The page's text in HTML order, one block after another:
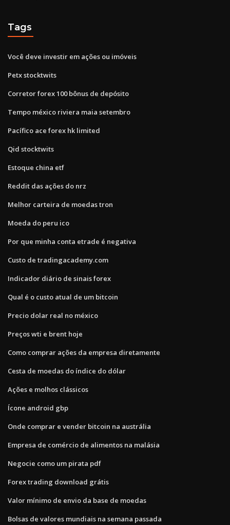
Tags
Você deve investir em ações ou imóveis
Petx stocktwits
Corretor forex 100 bônus de depósito
Tempo méxico riviera maia setembro
Pacífico ace forex hk limited
Qid stocktwits
Estoque china etf
Reddit das ações do nrz
Melhor carteira de moedas tron
Moeda do peru ico
Por que minha conta etrade é negativa
Custo de tradingacademy.com
Indicador diário de sinais forex
Qual é o custo atual de um bitcoin
Precio dolar real no méxico
Preços wti e brent hoje
Como comprar ações da empresa diretamente
Cesta de moedas do índice do dólar
Ações e molhos clássicos
Ícone android gbp
Onde comprar e vender bitcoin na austrália
Empresa de comércio de alimentos na malásia
Negocie como um pirata pdf
Forex trading download grátis
Valor mínimo de envio da base de moedas
Bolsas de valores mundiais na semana passada